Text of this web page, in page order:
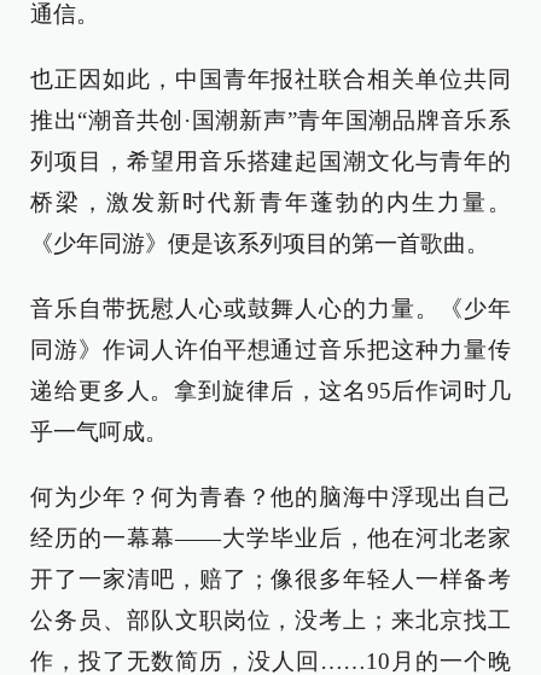
通信。
也正因如此，中国青年报社联合相关单位共同
推出“潮音共创·国潮新声”青年国潮品牌音乐系
列项目，希望用音乐搭建起国潮文化与青年的
桥梁，激发新时代新青年蓬勃的内生力量。
《少年同游》便是该系列项目的第一首歌曲。
音乐自带抚慰人心或鼓舞人心的力量。《少年
同游》作词人许伯平想通过音乐把这种力量传
递给更多人。拿到旋律后，这名95后作词时几
乎一气呵成。
何为少年？何为青春？他的脑海中浮现出自己
经历的一幕幕——大学毕业后，他在河北老家
开了一家清吧，赔了；像很多年轻人一样备考
公务员、部队文职岗位，没考上；来北京找工
作，投了无数简历，没人回……10月的一个晚